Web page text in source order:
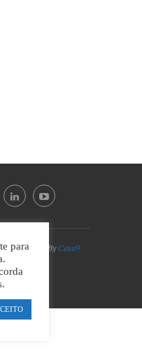
| By Casa9
Design
para